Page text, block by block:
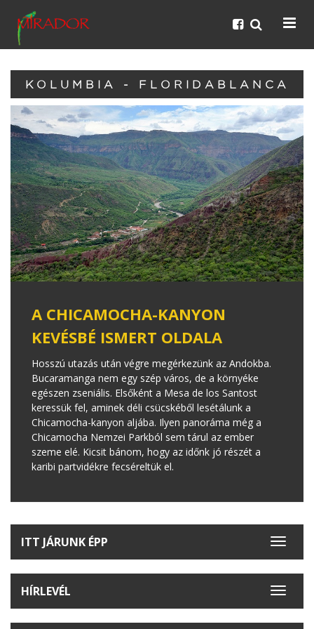
KOLUMBIA - FLORIDABLANCA
A CHICAMOCHA-KANYON
KEVÉSBÉ ISMERT OLDALA
Hosszú utazás után végre megérkezünk az Andokba.
Bucaramanga nem egy szép város, de a környéke
egészen zseniális. Elsőként a Mesa de los Santost
keressük fel, aminek déli csücskéből lesétálunk a
Chicamocha-kanyon aljába. Ilyen panoráma még a
Chicamocha Nemzei Parkból sem tárul az ember
szeme elé. Kicsit bánom, hogy az időnk jó részét a
karibi partvidékre fecséreltük el.
Toggle
ITT JÁRUNK ÉPP
Toggle
HÍRLEVÉL